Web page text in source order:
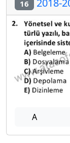
16 2018-
A